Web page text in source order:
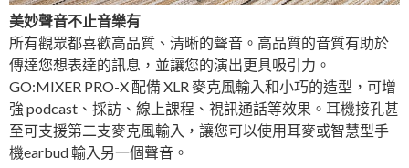
美妙聲音不止音樂有
所有觀眾都喜歡高品質、清晰的聲音。高品質的音質有助於
傳達您想表達的訊息，並讓您的演出更具吸引力。
GO:MIXER PRO-X 配備 XLR 麥克風輸入和小巧的造型，可增
強 podcast、採訪、線上課程、視訊通話等效果。耳機接孔甚
至可支援第二支麥克風輸入，讓您可以使用耳麥或智慧型手
機earbud 輸入另一個聲音。